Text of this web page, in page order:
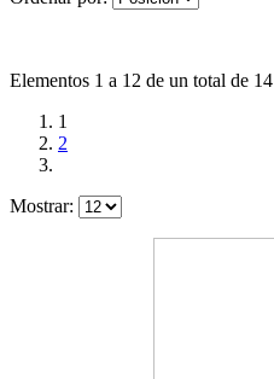
Elementos 1 a 12 de un total de 14
1
2
Mostrar: